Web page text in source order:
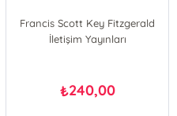
Francis Scott Key Fitzgerald
İletişim Yayınları
₺240,00